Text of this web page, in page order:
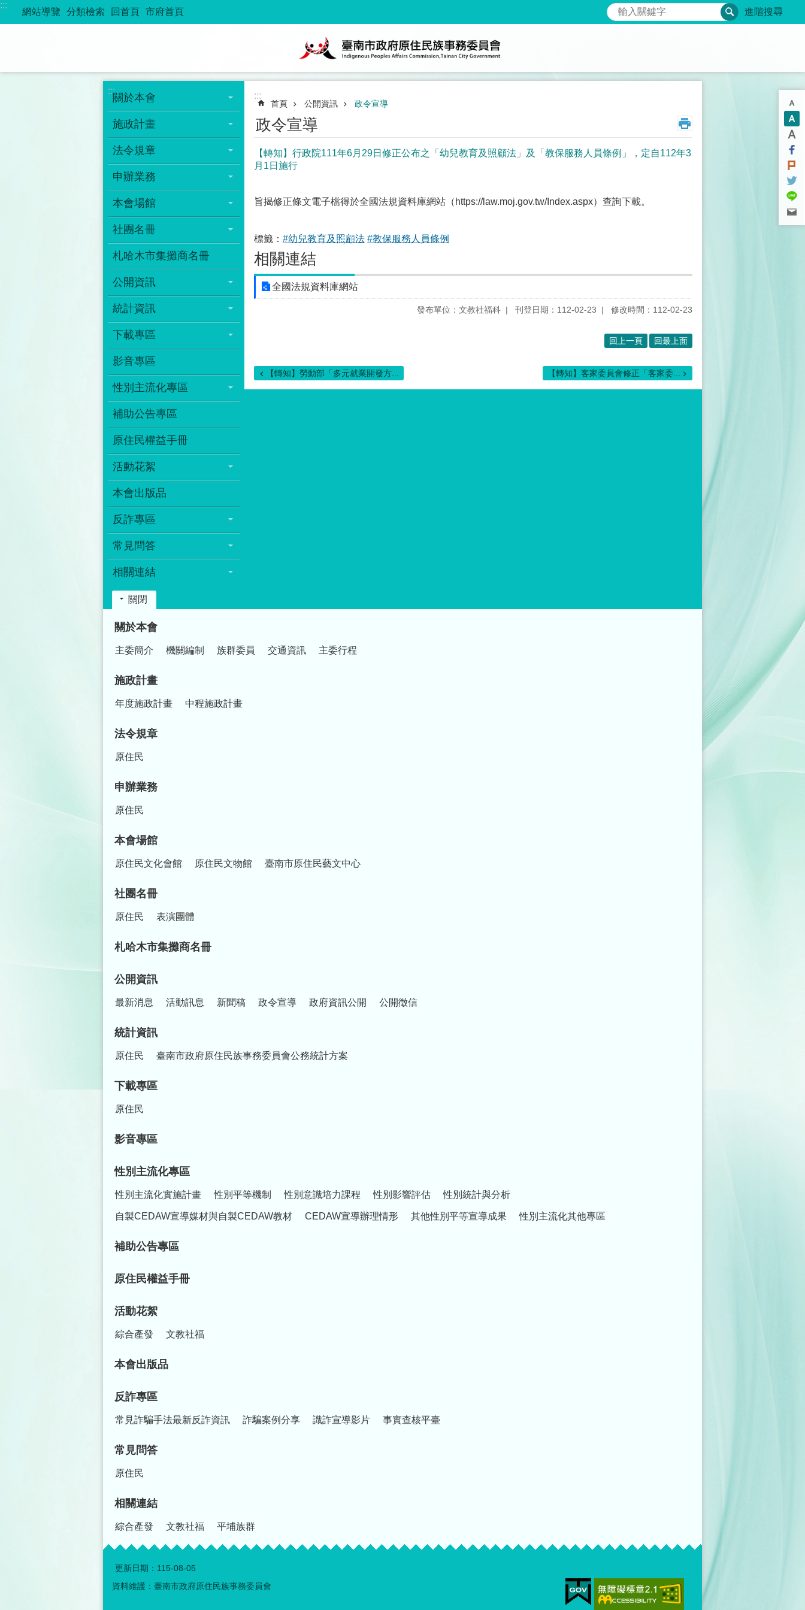
跳到主要內容區塊
:::
網站導覽 分類檢索 回首頁 市府首頁 搜尋 進階搜尋
:::
關於本會
施政計畫
法令規章
申辦業務
本會場館
社團名冊
札哈木市集攤商名冊
公開資訊
統計資訊
下載專區
影音專區
性別主流化專區
補助公告專區
原住民權益手冊
活動花絮
本會出版品
反詐專區
常見問答
相關連結
:::
首頁 公開資訊 政令宣導
政令宣導
【轉知】行政院111年6月29日修正公布之「幼兒教育及照顧法」及「教保服務人員條例」，定自112年3
月1日施行
旨揭修正條文電子檔得於全國法規資料庫網站（https://law.moj.gov.tw/Index.aspx）查詢下載。
標籤： #幼兒教育及照顧法 #教保服務人員條例
相關連結
全國法規資料庫網站
發布單位：文教社福科 刊登日期：112-02-23 修改時間：112-02-23
回上一頁 回最上面
【轉知】勞動部「多元就業開發方... 【轉知】客家委員會修正「客家委...
關閉
關於本會
主委簡介 機關編制 族群委員 交通資訊 主委行程
施政計畫
年度施政計畫 中程施政計畫
法令規章
原住民
申辦業務
原住民
本會場館
原住民文化會館 原住民文物館 臺南市原住民藝文中心
社團名冊
原住民 表演團體
札哈木市集攤商名冊
公開資訊
最新消息 活動訊息 新聞稿 政令宣導 政府資訊公開 公開徵信
統計資訊
原住民 臺南市政府原住民族事務委員會公務統計方案
下載專區
原住民
影音專區
性別主流化專區
性別主流化實施計畫 性別平等機制 性別意識培力課程 性別影響評估 性別統計與分析
自製CEDAW宣導媒材與自製CEDAW教材 CEDAW宣導辦理情形 其他性別平等宣導成果 性別主流化其他專區
補助公告專區
原住民權益手冊
活動花絮
綜合產發 文教社福
本會出版品
反詐專區
常見詐騙手法最新反詐資訊 詐騙案例分享 識詐宣導影片 事實查核平臺
常見問答
原住民
相關連結
綜合產發 文教社福 平埔族群
更新日期： 115-08-05
資料維護：臺南市政府原住民族事務委員會